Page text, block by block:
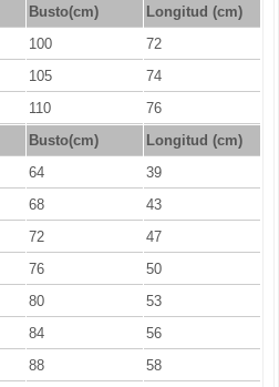
Busto(cm)
Longitud (cm)
100
72
105
74
110
76
Busto(cm)
Longitud (cm)
64
39
68
43
72
47
76
50
80
53
84
56
88
58